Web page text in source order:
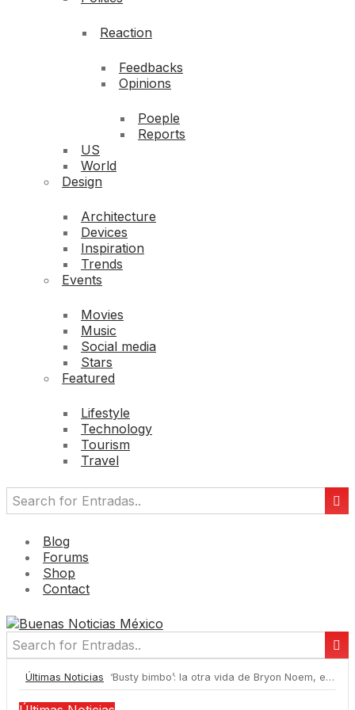
Reaction
Feedbacks
Opinions
Poeple
Reports
US
World
Design
Architecture
Devices
Inspiration
Trends
Events
Movies
Music
Social media
Stars
Featured
Lifestyle
Technology
Tourism
Travel
Blog
Forums
Shop
Contact
Últimas Noticias ‘Busty bimbo’: la otra vida de Bryon Noem, el marido de la destituida secretaria de Seguridad Nacional de EE.UU.